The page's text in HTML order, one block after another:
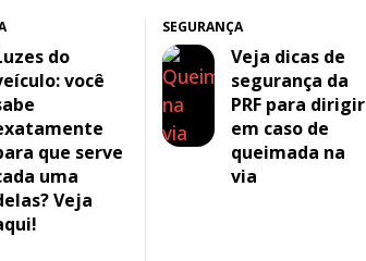
do
você
que serve
uma
Veja
SEGURANÇA
Veja dicas de
segurança da
PRF para dirigir
em caso de
queimada na
via